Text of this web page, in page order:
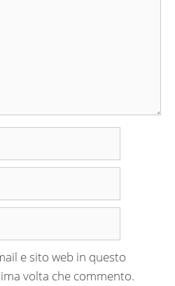
e sito web in questo
volta che commento.